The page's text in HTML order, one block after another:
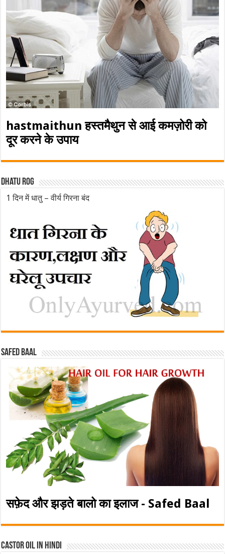
hastmaithun हस्तमैथुन से आई कमज़ोरी को
दूर करने के उपाय
Dhatu rog
1 दिन में धातु – वीर्य गिरना बंद
Safed baal
सफ़ेद और झड़ते बालो का इलाज - Safed Baal
Castor Oil In Hindi